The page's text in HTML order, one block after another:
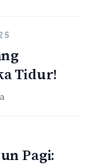
Tidur!
Pagi: